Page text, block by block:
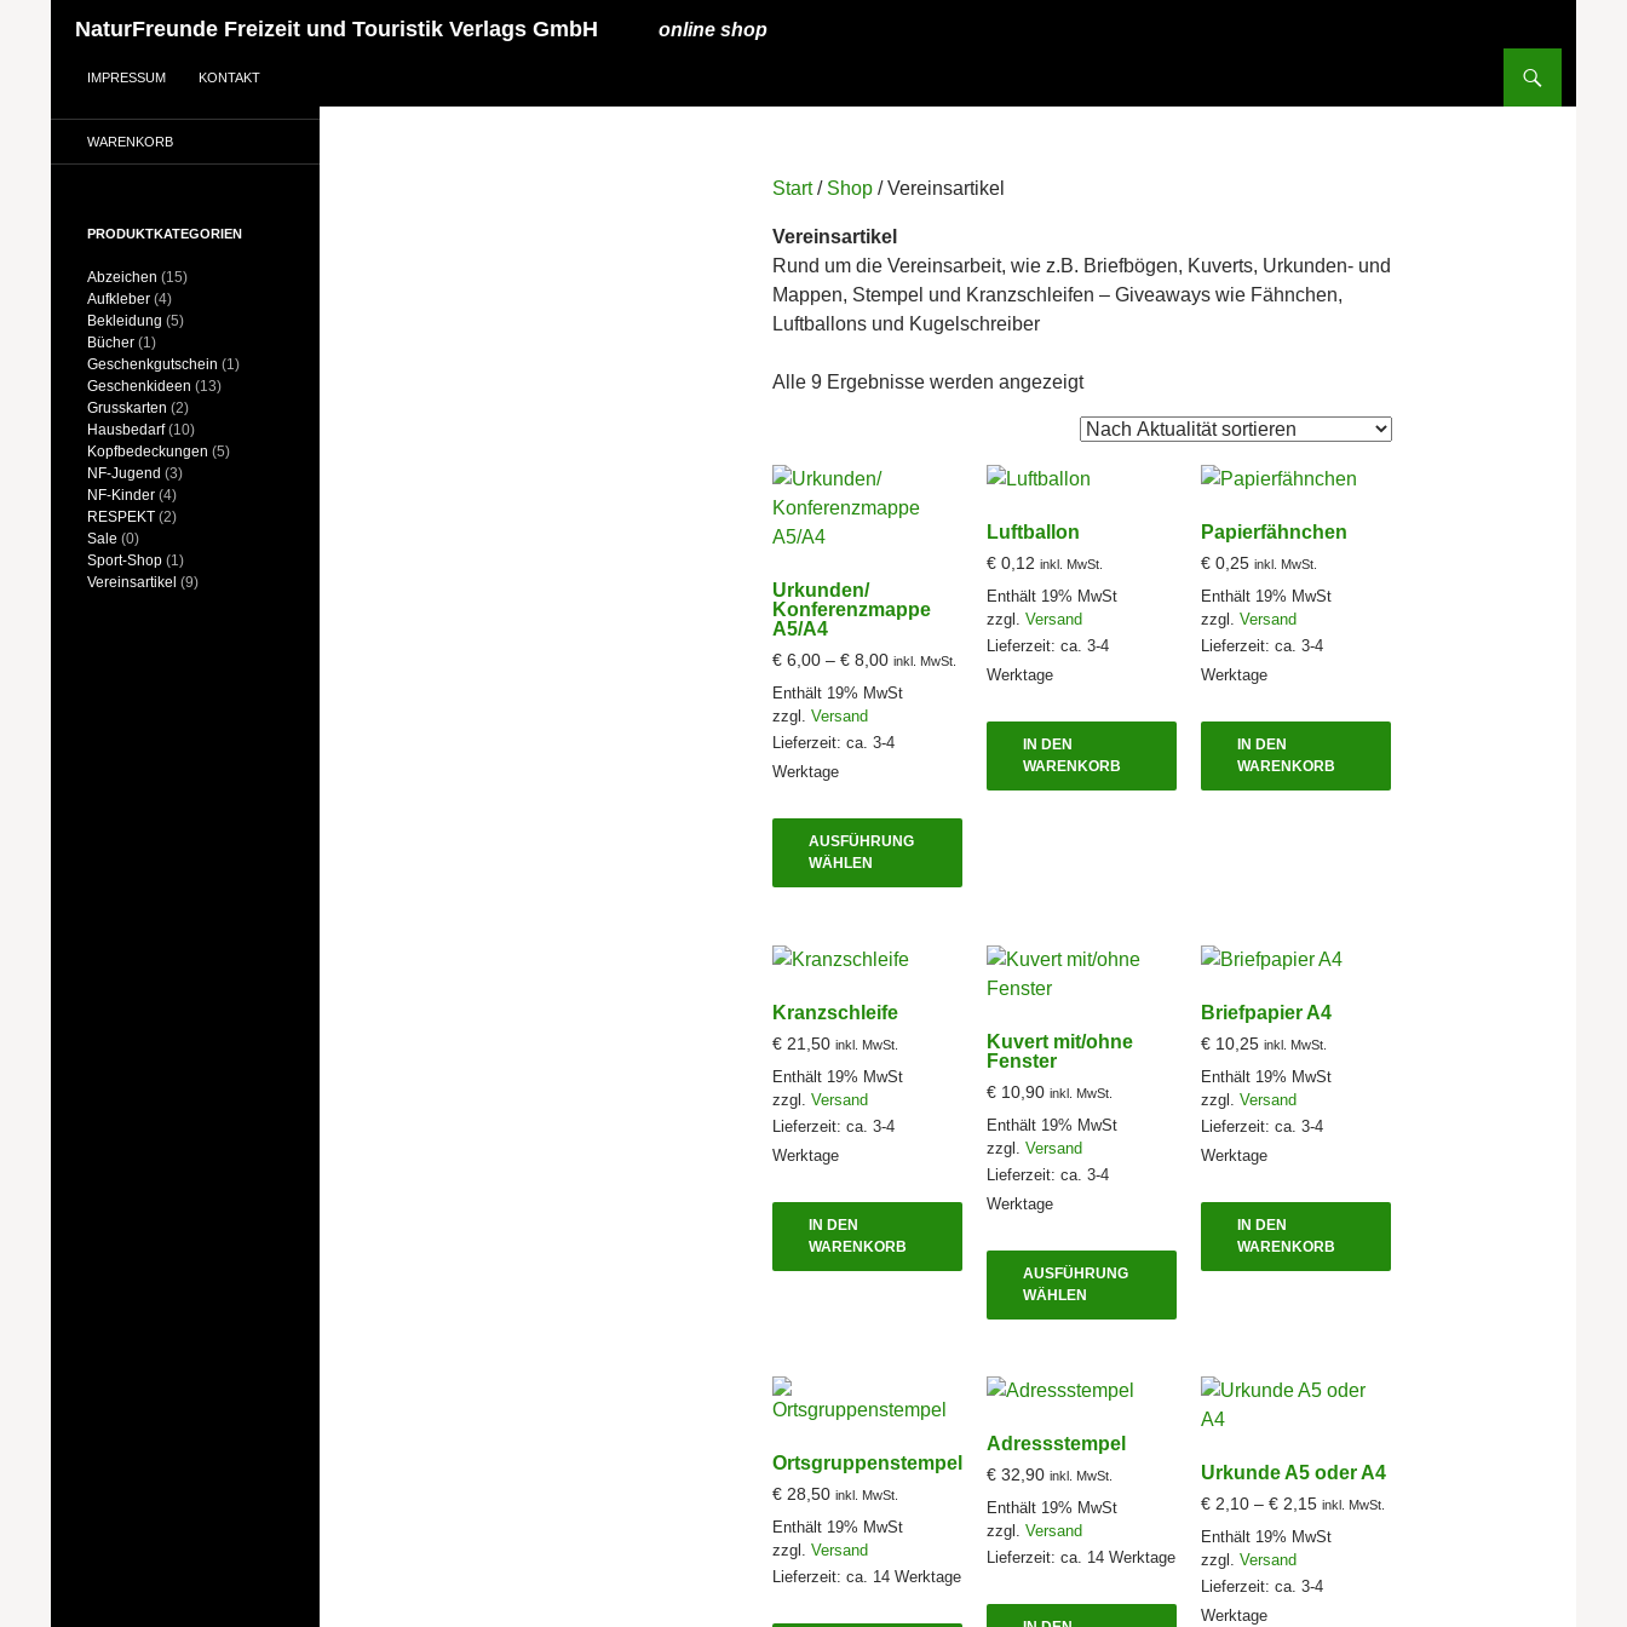
NaturFreunde Freizeit und Touristik Verlags GmbH online shop
IMPRESSUM
KONTAKT
Start/ Shop / Vereinsartikel
Vereinsartikel
Rund um die Vereinsarbeit, wie z.B. Briefbögen, Kuverts, Urkunden- und
Mappen, Stempel und Kranzschleifen – Giveaways wie Fähnchen,
Luftballons und Kugelschreiber
Alle 9 Ergebnisse werden angezeigtNach
sortiert
Urkunden/
Konferenzmappe
A5/A4
€ 6,00 – € 8,00Preisspanne:
€ 6,00
€ 8,00
inkl. MwSt.
Enthält 19% MwSt
zzgl. Versand
Lieferzeit: ca. 3-4
Werktage
AUSFÜHRUNG
WÄHLEN
Dieses
auf.
Die
können
Produktseite
gewählt
werden
Luftballon
€0,12 inkl. MwSt.
Enthält 19% MwSt
zzgl. Versand
Lieferzeit: ca. 3-4
Werktage
IN DEN
WARENKORB
Papierfähnchen
€0,25 inkl. MwSt.
Enthält 19% MwSt
zzgl. Versand
Lieferzeit: ca. 3-4
Werktage
IN DEN
WARENKORB
Kranzschleife
€ 21,50 inkl. MwSt.
Enthält 19% MwSt
zzgl. Versand
Lieferzeit: ca. 3-4
Werktage
IN DEN
WARENKORB
Kuvert mit/ohne
Fenster
€10,90 inkl. MwSt.
Enthält 19% MwSt
zzgl. Versand
Lieferzeit: ca. 3-4
Werktage
AUSFÜHRUNG
WÄHLEN
Dieses
Produkt
auf.
Die
können
auf
der
Produktseite
gewählt
Briefpapier A4
€10,25 inkl. MwSt.
Enthält 19% MwSt
zzgl. Versand
Lieferzeit: ca. 3-4
Werktage
IN DEN
WARENKORB
Ortsgruppenstempel
€ 28,50 inkl. MwSt.
Enthält 19% MwSt
zzgl. Versand
Lieferzeit: ca. 14 Werktage
Dieses
Adressstempel
€32,90 inkl. MwSt.
Enthält 19% MwSt
zzgl. Versand
Lieferzeit: ca. 14 Werktage
Urkunde A5 oder A4
€2,10 – €2,15Preisspanne:
€ 2,10
€ 2,15
inkl. MwSt.
Enthält 19% MwSt
zzgl. Versand
Lieferzeit: ca. 3-4
Werktage
WARENKORB
PRODUKTKATEGORIEN
Abzeichen (15)
Aufkleber (4)
Bekleidung (5)
Bücher (1)
Geschenkgutschein (1)
Geschenkideen (13)
Grusskarten (2)
Hausbedarf (10)
Kopfbedeckungen (5)
NF-Jugend (3)
NF-Kinder (4)
RESPEKT (2)
Sale (0)
Sport-Shop (1)
Vereinsartikel (9)